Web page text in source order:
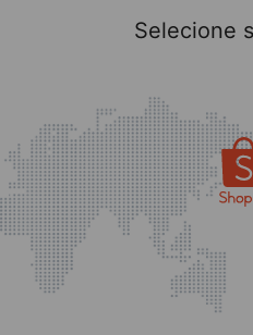
Selecione